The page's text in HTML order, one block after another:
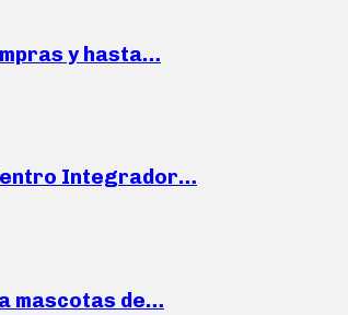
y hasta…
Integrador…
mascotas de…